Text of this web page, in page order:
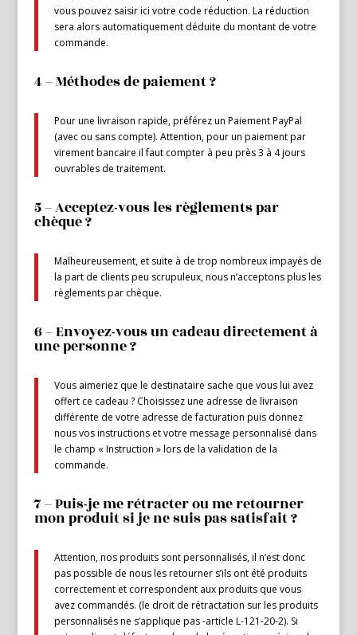
vous pouvez saisir ici votre code réduction. La réduction
sera alors automatiquement déduite du montant de votre
commande.
4 – Méthodes de paiement ?
Pour une livraison rapide, préférez un Paiement PayPal
(avec ou sans compte). Attention, pour un paiement par
virement bancaire il faut compter à peu près 3 à 4 jours
ouvrables de traitement.
5 – Acceptez-vous les règlements par
chèque ?
Malheureusement, et suite à de trop nombreux impayés de
la part de clients peu scrupuleux, nous n’acceptons plus les
règlements par chèque.
6 – Envoyez-vous un cadeau directement à
une personne ?
Vous aimeriez que le destinataire sache que vous lui avez
offert ce cadeau ? Choisissez une adresse de livraison
différente de votre adresse de facturation puis donnez
nous vos instructions et votre message personnalisé dans
le champ « Instruction » lors de la validation de la
commande.
7 – Puis-je me rétracter ou me retourner
mon produit si je ne suis pas satisfait ?
Attention, nos produits sont personnalisés, il n’est donc
pas possible de nous les retourner s’ils ont été produits
correctement et correspondent aux produits que vous
avez commandés. (le droit de rétractation sur les produits
personnalisés ne s’applique pas -article L-121-20-2). Si